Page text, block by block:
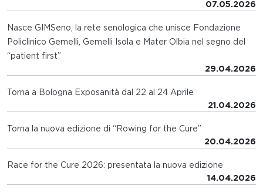
07.05.2026
Nasce GIMSeno, la rete senologica che unisce Fondazione
Policlinico Gemelli, Gemelli Isola e Mater Olbia nel segno del
“patient first”
29.04.2026
Torna a Bologna Exposanità dal 22 al 24 Aprile
21.04.2026
Torna la nuova edizione di “Rowing for the Cure”
20.04.2026
Race for the Cure 2026: presentata la nuova edizione
14.04.2026